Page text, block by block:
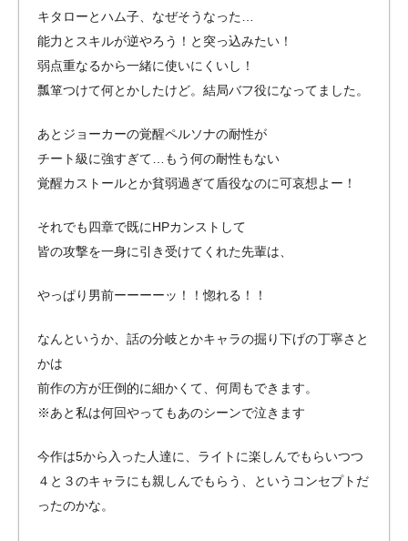
キタローとハム子、なぜそうなった…
能力とスキルが逆やろう！と突っ込みたい！
弱点重なるから一緒に使いにくいし！
瓢箪つけて何とかしたけど。結局バフ役になってました。
あとジョーカーの覚醒ペルソナの耐性が
チート級に強すぎて…もう何の耐性もない
覚醒カストールとか貧弱過ぎて盾役なのに可哀想よー！
それでも四章で既にHPカンストして
皆の攻撃を一身に引き受けてくれた先輩は、
やっぱり男前ーーーーッ！！惚れる！！
なんというか、話の分岐とかキャラの掘り下げの丁寧さと
かは
前作の方が圧倒的に細かくて、何周もできます。
※あと私は何回やってもあのシーンで泣きます
今作は5から入った人達に、ライトに楽しんでもらいつつ
４と３のキャラにも親しんでもらう、というコンセプトだ
ったのかな。